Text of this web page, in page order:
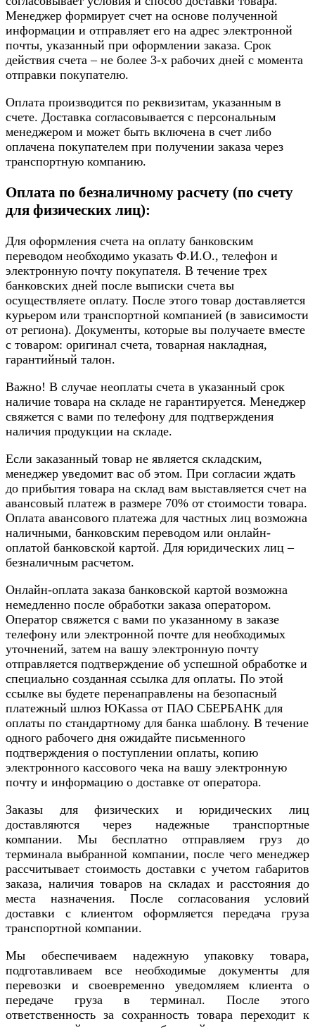
Менеджер формирует счет на основе полученной
информации и отправляет его на адрес электронной
почты, указанный при оформлении заказа. Срок
действия счета – не более 3-х рабочих дней с момента
отправки покупателю.
Оплата производится по реквизитам, указанным в
счете. Доставка согласовывается с персональным
менеджером и может быть включена в счет либо
оплачена покупателем при получении заказа через
транспортную компанию.
Оплата по безналичному расчету (по счету
для физических лиц):
Для оформления счета на оплату банковским
переводом необходимо указать Ф.И.О., телефон и
электронную почту покупателя. В течение трех
банковских дней после выписки счета вы
осуществляете оплату. После этого товар доставляется
курьером или транспортной компанией (в зависимости
от региона). Документы, которые вы получаете вместе
с товаром: оригинал счета, товарная накладная,
гарантийный талон.
Важно! В случае неоплаты счета в указанный срок
наличие товара на складе не гарантируется. Менеджер
свяжется с вами по телефону для подтверждения
наличия продукции на складе.
Если заказанный товар не является складским,
менеджер уведомит вас об этом. При согласии ждать
до прибытия товара на склад вам выставляется счет на
авансовый платеж в размере 70% от стоимости товара.
Оплата авансового платежа для частных лиц возможна
наличными, банковским переводом или онлайн-
оплатой банковской картой. Для юридических лиц –
безналичным расчетом.
Онлайн-оплата заказа банковской картой возможна
немедленно после обработки заказа оператором.
Оператор свяжется с вами по указанному в заказе
телефону или электронной почте для необходимых
уточнений, затем на вашу электронную почту
отправляется подтверждение об успешной обработке и
специально созданная ссылка для оплаты. По этой
ссылке вы будете перенаправлены на безопасный
платежный шлюз ЮKassa от ПАО СБЕРБАНК для
оплаты по стандартному для банка шаблону. В течение
одного рабочего дня ожидайте письменного
подтверждения о поступлении оплаты, копию
электронного кассового чека на вашу электронную
почту и информацию о доставке от оператора.
Заказы для физических и юридических лиц
доставляются через надежные транспортные
компании. Мы бесплатно отправляем груз до
терминала выбранной компании, после чего менеджер
рассчитывает стоимость доставки с учетом габаритов
заказа, наличия товаров на складах и расстояния до
места назначения. После согласования условий
доставки с клиентом оформляется передача груза
транспортной компании.
Мы обеспечиваем надежную упаковку товара,
подготавливаем все необходимые документы для
перевозки и своевременно уведомляем клиента о
передаче груза в терминал. После этого
ответственность за сохранность товара переходит к